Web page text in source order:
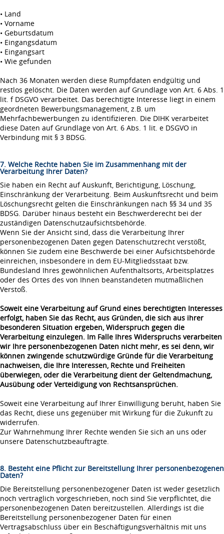
• Land
• Vorname
• Geburtsdatum
• Eingangsdatum
• Eingangsart
• Wie gefunden
Nach 36 Monaten werden diese Rumpfdaten endgültig und
restlos gelöscht. Die Daten werden auf Grundlage von Art. 6 Abs. 1
lit. f DSGVO verarbeitet. Das berechtigte Interesse liegt in einem
geordneten Bewerbungsmanagement, z.B. um
Mehrfachbewerbungen zu identifizieren. Die DIHK verarbeitet
diese Daten auf Grundlage von Art. 6 Abs. 1 lit. e DSGVO in
Verbindung mit § 3 BDSG.
7. Welche Rechte haben Sie im Zusammenhang mit der
Verarbeitung Ihrer Daten?
Sie haben ein Recht auf Auskunft, Berichtigung, Löschung,
Einschränkung der Verarbeitung. Beim Auskunftsrecht und beim
Löschungsrecht gelten die Einschränkungen nach §§ 34 und 35
BDSG. Darüber hinaus besteht ein Beschwerderecht bei der
zuständigen Datenschutzaufsichtsbehörde.
Wenn Sie der Ansicht sind, dass die Verarbeitung Ihrer
personenbezogenen Daten gegen Datenschutzrecht verstößt,
können Sie zudem eine Beschwerde bei einer Aufsichtsbehörde
einreichen, insbesondere in dem EU-Mitgliedsstaat bzw.
Bundesland Ihres gewöhnlichen Aufenthaltsorts, Arbeitsplatzes
oder des Ortes des von Ihnen beanstandeten mutmaßlichen
Verstoß.
Soweit eine Verarbeitung auf Grund eines berechtigten Interesses
erfolgt, haben Sie das Recht, aus Gründen, die sich aus ihrer
besonderen Situation ergeben, Widerspruch gegen die
Verarbeitung einzulegen. Im Falle Ihres Widerspruchs verarbeiten
wir Ihre personenbezogenen Daten nicht mehr, es sei denn, wir
können zwingende schutzwürdige Gründe für die Verarbeitung
nachweisen, die Ihre Interessen, Rechte und Freiheiten
überwiegen, oder die Verarbeitung dient der Geltendmachung,
Ausübung oder Verteidigung von Rechtsansprüchen.
Soweit eine Verarbeitung auf Ihrer Einwilligung beruht, haben Sie
das Recht, diese uns gegenüber mit Wirkung für die Zukunft zu
widerrufen.
Zur Wahrnehmung Ihrer Rechte wenden Sie sich an uns oder
unsere Datenschutzbeauftragte.
8. Besteht eine Pflicht zur Bereitstellung Ihrer personenbezogenen
Daten?
Die Bereitstellung personenbezogener Daten ist weder gesetzlich
noch vertraglich vorgeschrieben, noch sind Sie verpflichtet, die
personenbezogenen Daten bereitzustellen. Allerdings ist die
Bereitstellung personenbezogener Daten für einen
Vertragsabschluss über ein Beschäftigungsverhältnis mit uns